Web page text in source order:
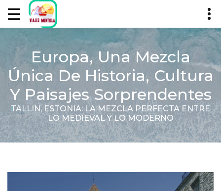
Europa, Una Mezcla
Única De Historia, Cultura
Y Paisajes Sorprendentes
TALLIN, ESTONIA: LA MEZCLA PERFECTA ENTRE
LO MEDIEVAL Y LO MODERNO